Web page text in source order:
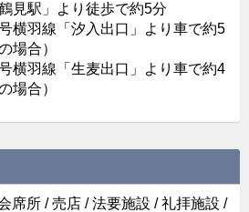
見駅」より徒歩で約5分
横羽線「汐入出口」より車で約5
場合）
横羽線「生麦出口」より車で約4
場合）
席所 / 売店 / 法要施設 / 礼拝施設 /